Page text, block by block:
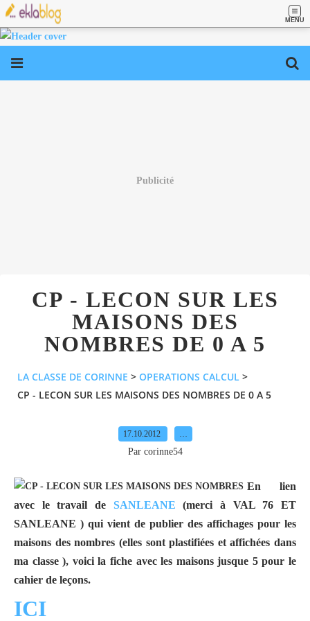
MENU
Publicité
CP - LECON SUR LES
MAISONS DES
NOMBRES DE 0 A 5
LA CLASSE DE CORINNE > OPERATIONS CALCUL >
CP - LECON SUR LES MAISONS DES NOMBRES DE 0 A 5
17.10.2012
Par corinne54
En lien
avec le travail de SANLEANE (merci à VAL 76 ET
SANLEANE ) qui vient de publier des affichages pour les
maisons des nombres (elles sont plastifiées et affichées dans
ma classe), voici la fiche avec les maisons jusque 5 pour le
cahier de leçons.
ICI